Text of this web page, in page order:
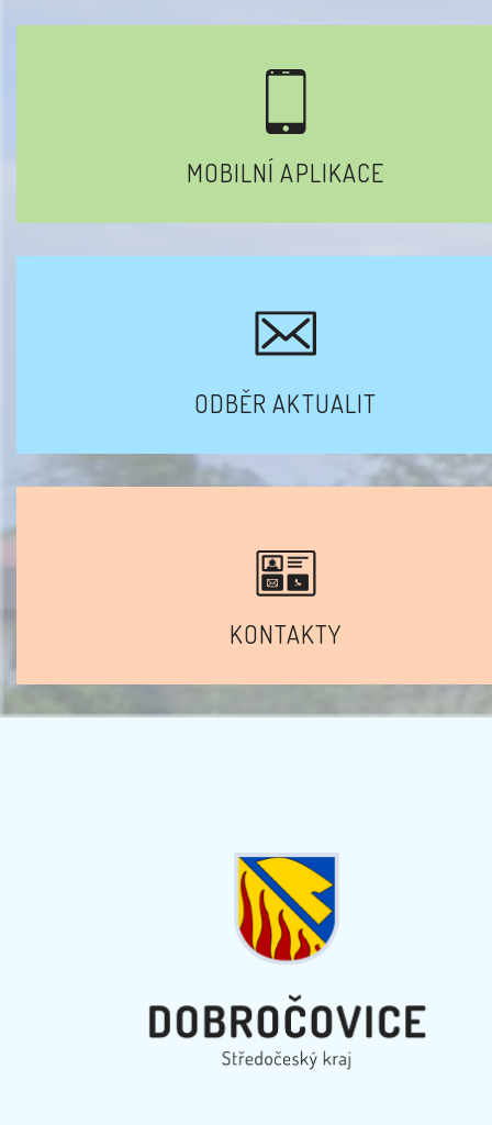
MOBILNÍ APLIKACE
ODBĚR AKTUALIT
KONTAKTY